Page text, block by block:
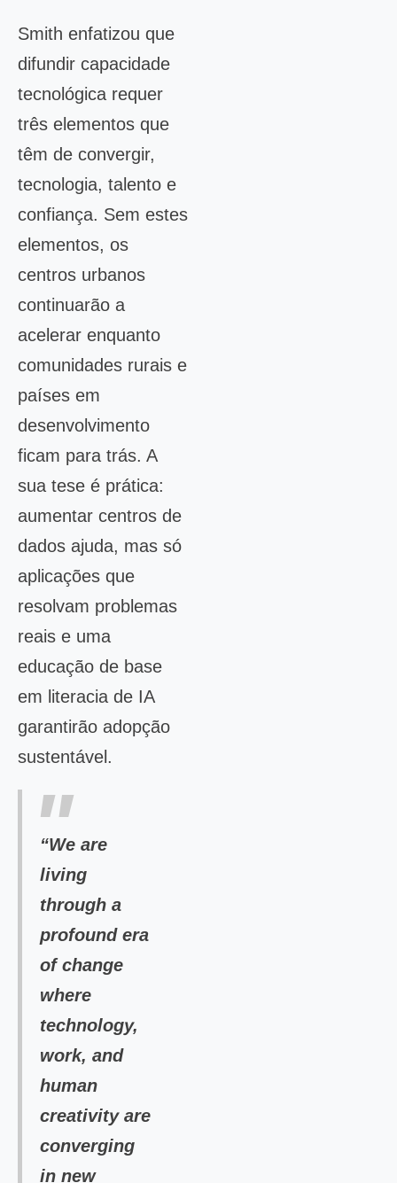
Smith enfatizou que
difundir capacidade
tecnológica requer
três elementos que
têm de convergir,
tecnologia, talento e
confiança. Sem estes
elementos, os
centros urbanos
continuarão a
acelerar enquanto
comunidades rurais e
países em
desenvolvimento
ficam para trás. A
sua tese é prática:
aumentar centros de
dados ajuda, mas só
aplicações que
resolvam problemas
reais e uma
educação de base
em literacia de IA
garantirão adopção
sustentável.
“We are
living
through a
profound era
of change
where
technology,
work, and
human
creativity are
converging
in new